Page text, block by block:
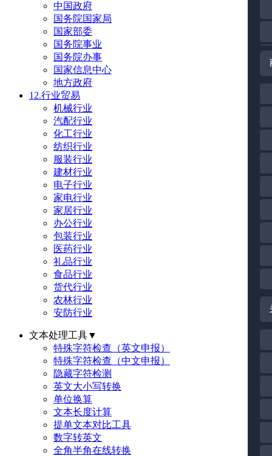
中国政府
国务院国家局
国家部委
国务院事业
国务院办事
国家信息中心
地方政府
12.行业贸易
机械行业
汽配行业
化工行业
纺织行业
服装行业
建材行业
电子行业
家电行业
家居行业
办公行业
包装行业
医药行业
礼品行业
食品行业
货代行业
农林行业
安防行业
文本处理工具▼
特殊字符检查（英文申报）
特殊字符检查（中文申报）
隐藏字符检测
英文大小写转换
单位换算
文本长度计算
提单文本对比工具
数字转英文
全角半角在线转换